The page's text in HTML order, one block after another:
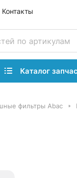
Контакты
Каталог
фильтры Abac